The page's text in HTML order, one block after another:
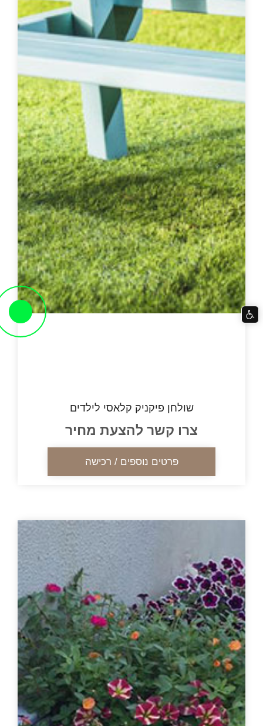
שולחן פיקניק קלאסי לילדים
צרו קשר להצעת מחיר
פרטים נוספים / רכישה